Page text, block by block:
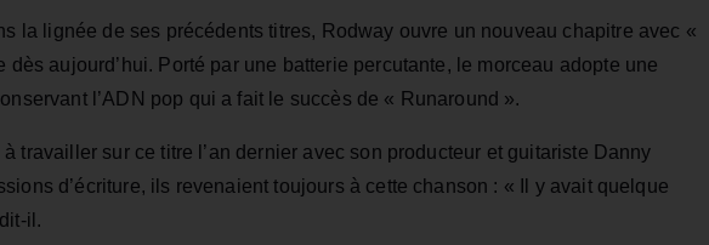
la lignée de ses précédents titres, Rodway ouvre un nouveau chapitre avec «
dès aujourd’hui. Porté par une batterie percutante, le morceau adopte une
l’ADN pop qui a fait le succès de « Runaround ».
à travailler sur ce titre l’an dernier avec son producteur et guitariste Danny
d’écriture, ils revenaient toujours à cette chanson : « Il y avait quelque
il.